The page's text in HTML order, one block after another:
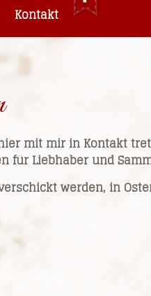
Kontakt
mit mir in Kontakt
für Liebhaber und
werden, in